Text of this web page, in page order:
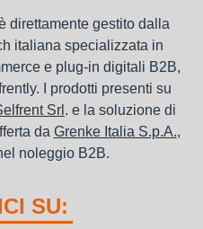
direttamente gestito dalla
italiana specializzata in
e plug-in digitali B2B,
I prodotti presenti su
Srl . e la soluzione di
da Grenke Italia S.p.A.,
noleggio B2B.
SU: